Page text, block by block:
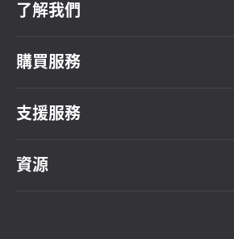
了解我們
購買服務
支援服務
資源